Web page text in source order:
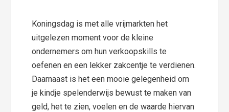
Koningsdag is met alle vrijmarkten het
uitgelezen moment voor de kleine
ondernemers om hun verkoopskills te
oefenen en een lekker zakcentje te verdienen.
Daarnaast is het een mooie gelegenheid om
je kindje spelenderwijs bewust te maken van
geld, het te zien, voelen en de waarde hiervan